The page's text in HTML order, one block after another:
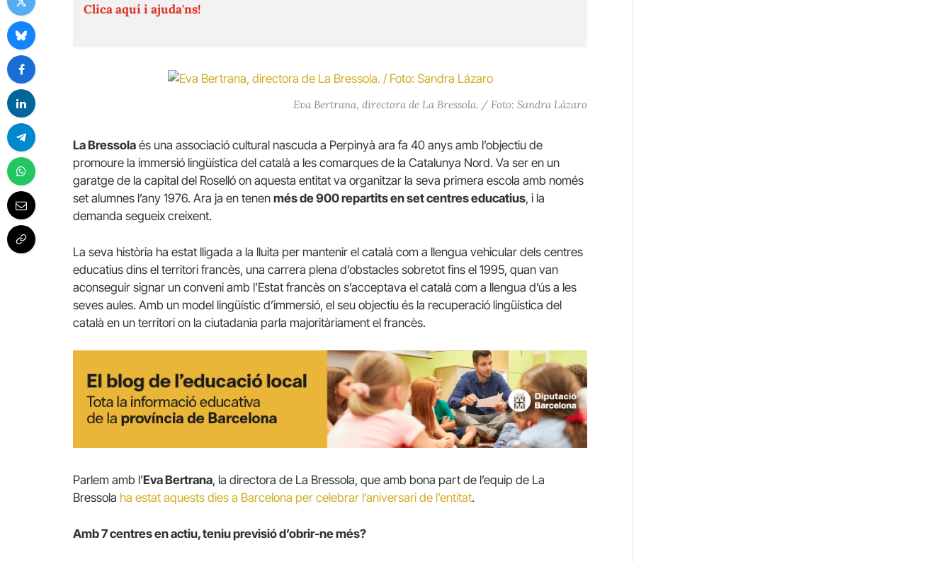
Clica aquí i ajuda'ns!
Eva Bertrana, directora de La Bressola. / Foto: Sandra Lázaro
La Bressola és una associació cultural nascuda a Perpinyà ara fa 40 anys amb l’objectiu de
promoure la immersió lingüística del català a les comarques de la Catalunya Nord. Va ser en un
garatge de la capital del Roselló on aquesta entitat va organitzar la seva primera escola amb només
set alumnes l’any 1976. Ara ja en tenen més de 900 repartits en set centres educatius, i la
demanda segueix creixent.
La seva història ha estat lligada a la lluita per mantenir el català com a llengua vehicular dels centres
educatius dins el territori francès, una carrera plena d’obstacles sobretot fins el 1995, quan van
aconseguir signar un conveni amb l’Estat francès on s’acceptava el català com a llengua d’ús a les
seves aules. Amb un model lingüístic d’immersió, el seu objectiu és la recuperació lingüística del
català en un territori on la ciutadania parla majoritàriament el francès.
Parlem amb l’Eva Bertrana, la directora de La Bressola, que amb bona part de l’equip de La
Bressola ha estat aquests dies a Barcelona per celebrar l’aniversari de l’entitat.
Amb 7 centres en actiu, teniu previsió d’obrir-ne més?